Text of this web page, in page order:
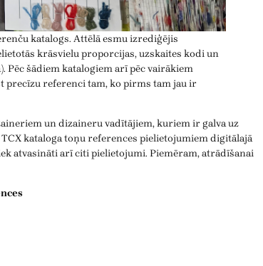
katalogs. Attēlā esmu izrediģējis
krāsvielu proporcijas, uzskaites kodi un
Pēc šādiem katalogiem arī pēc vairākiem
precīzu referenci tam, ko pirms tam jau ir
un dizaineru vadītājiem, kuriem ir galva uz
TCX kataloga toņu references pielietojumiem digitālajā
atvasināti arī citi pielietojumi. Piemēram, atrādīšanai